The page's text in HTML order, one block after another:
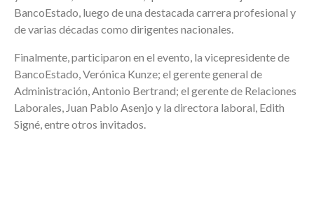
BancoEstado, luego de una destacada carrera profesional y
de varias décadas como dirigentes nacionales.
Finalmente, participaron en el evento, la vicepresidente de
BancoEstado, Verónica Kunze; el gerente general de
Administración, Antonio Bertrand; el gerente de Relaciones
Laborales, Juan Pablo Asenjo y la directora laboral, Edith
Signé, entre otros invitados.